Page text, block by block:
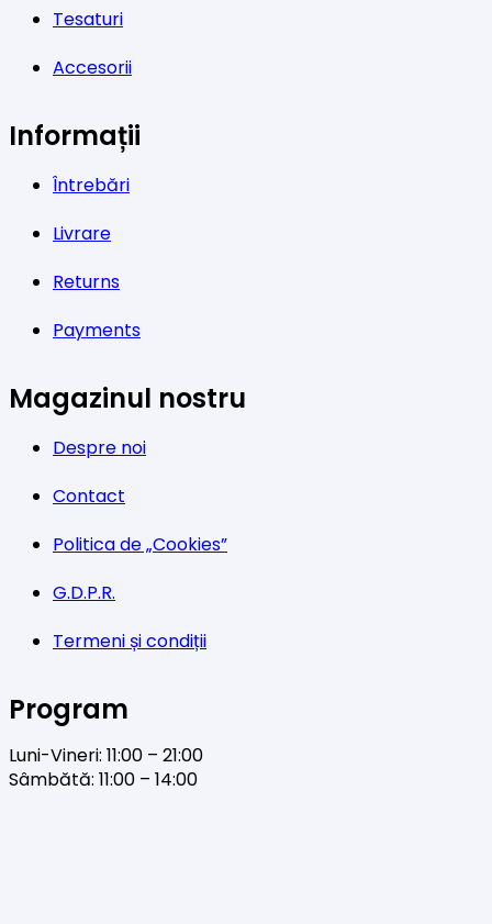
Tesaturi
Accesorii
Informații
Întrebări
Livrare
Returns
Payments
Magazinul nostru
Despre noi
Contact
Politica de „Cookies”
G.D.P.R.
Termeni și condiții
Program
Luni-Vineri: 11:00 – 21:00
Sâmbătă: 11:00 – 14:00